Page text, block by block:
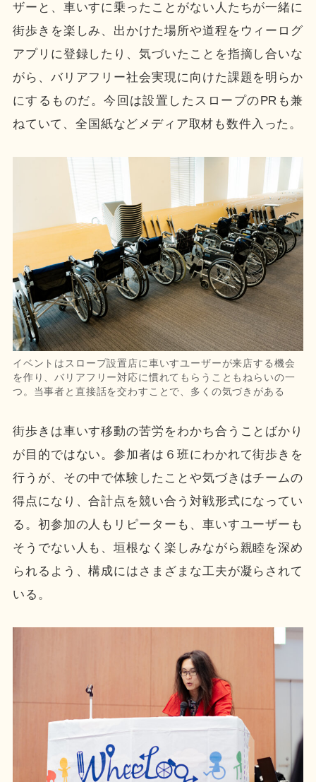
ザーと、車いすに乗ったことがない人たちが一緒に
街歩きを楽しみ、出かけた場所や道程をウィーログ
アプリに登録したり、気づいたことを指摘し合いな
がら、バリアフリー社会実現に向けた課題を明らか
にするものだ。今回は設置したスロープのPRも兼
ねていて、全国紙などメディア取材も数件入った。
イベントはスロープ設置店に車いすユーザーが来店する機会
を作り、バリアフリー対応に慣れてもらうこともねらいの一
つ。当事者と直接話を交わすことで、多くの気づきがある
街歩きは車いす移動の苦労をわかち合うことばかり
が目的ではない。参加者は６班にわかれて街歩きを
行うが、その中で体験したことや気づきはチームの
得点になり、合計点を競い合う対戦形式になってい
る。初参加の人もリピーターも、車いすユーザーも
そうでない人も、垣根なく楽しみながら親睦を深め
られるよう、構成にはさまざまな工夫が凝らされて
いる。